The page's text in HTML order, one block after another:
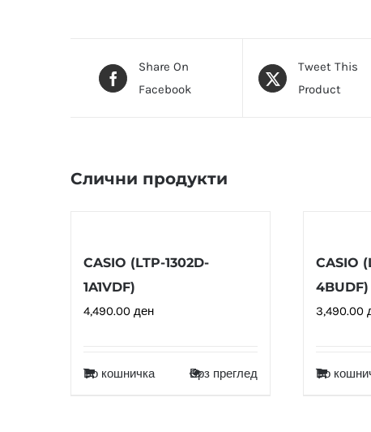
Share On
Facebook
Tweet This
Product
Слични продукти
CASIO (LTP-1302D-
1A1VDF)
4,490.00 ден
Во кошничка Брз преглед
CASIO
4BUDF)
3,490.00
Во